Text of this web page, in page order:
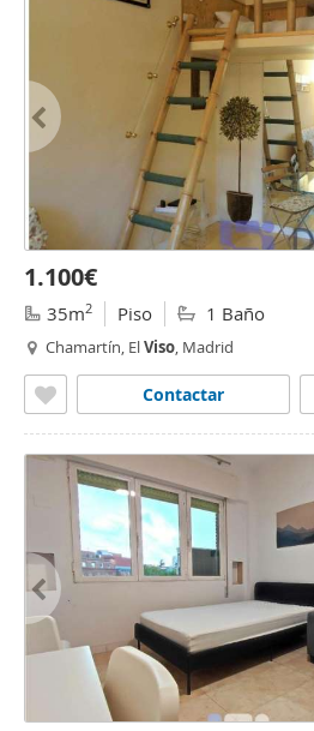
1.100€
35m2 Piso 1 Baño
Chamartín, ElViso, Madrid
Contactar